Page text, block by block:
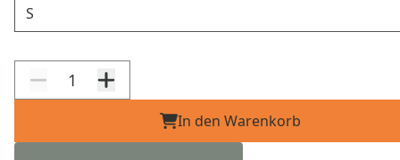
In den Warenkorb